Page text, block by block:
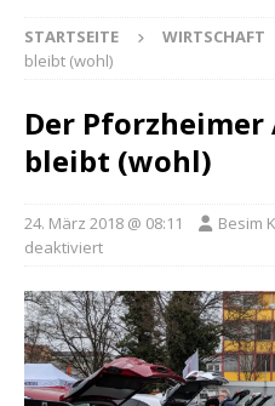
STARTSEITE WIRTSCHAFT
bleibt (wohl)
Der
bleibt (wohl)
24. März 2018 @ 08:11 Besim
deaktiviert